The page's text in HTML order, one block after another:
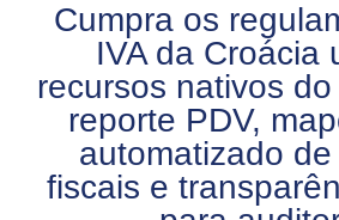
Cumpra os
IVA da Croácia
recursos nativos
reporte PDV,
automatizado
fiscais e